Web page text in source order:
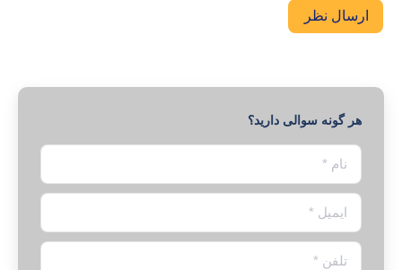
ارسال نظر
هر گونه سوالی دارید؟
نام *
ایمیل *
تلفن *